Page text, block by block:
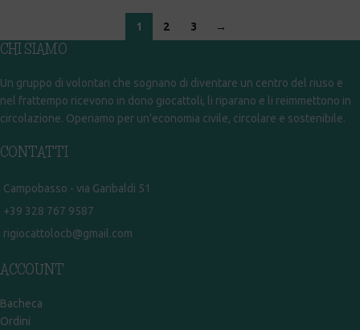
1 2 3 →
CHI SIAMO
Un gruppo di volontari che sognano di diventare un centro del riuso e
nel frattempo ricevono in dono giocattoli, li riparano e li reimmettono in
circolazione. Operiamo per un'economia civile, circolare e sostenibile.
CONTATTI
Campobasso - via Garibaldi 51
+39 328 767 9587
rigiocattolocb@gmail.com
ACCOUNT
Bacheca
Ordini